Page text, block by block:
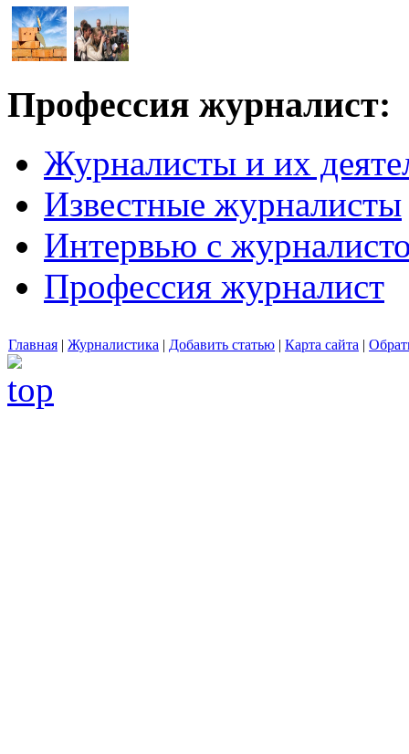
Профессия журналист:
Журналисты и их
Известные журналисты
Интервью с
Профессия журналист
Главная | Журналистика | Добавить статью | Карта сайта |